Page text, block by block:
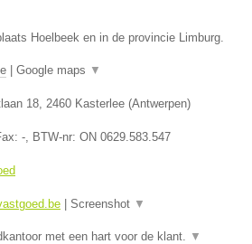
Hoelbeek en in de provincie Limburg.
Google maps ▼
18, 2460 Kasterlee (Antwerpen)
-, BTW-nr: ON 0629.583.547
Screenshot ▼
met een hart voor de klant. ▼